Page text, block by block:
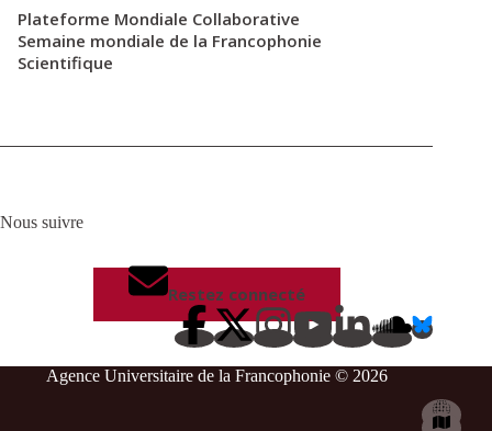
Plateforme Mondiale Collaborative
Semaine mondiale de la Francophonie
Scientifique
Nous suivre
Restez connecté
Agence Universitaire de la Francophonie © 2026